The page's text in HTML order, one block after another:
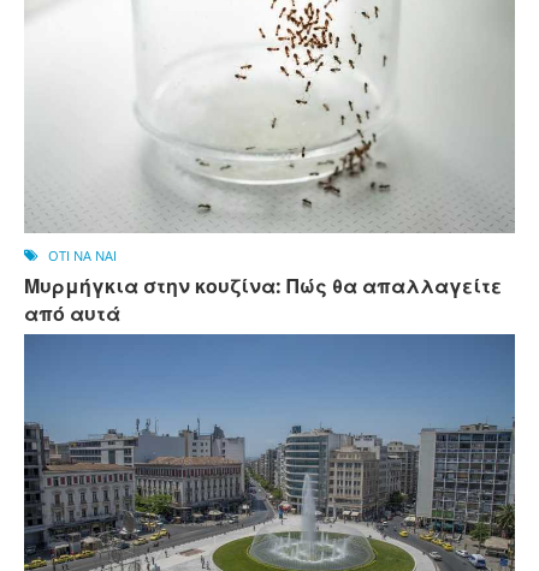
OTI NA NAI
Μυρμήγκια στην κουζίνα: Πώς θα απαλλαγείτε
από αυτά